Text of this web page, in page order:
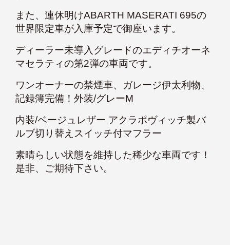
また、連休明けABARTH MASERATI 695の
世界限定車が入庫予定で御座います。
ディーラー未導入グレードのエディチオーネ
マセラティの第2弾の車両です。
ワンオーナーの禁煙車、ガレージ伊太利物、
記録簿完備！外装/グレーM
内装/ベージュレザー アクラポヴィッチ製バ
ルブ切り替えスイッチ付マフラー
素晴らしい状態を維持した稀少な車両です！
是非、ご期待下さい。